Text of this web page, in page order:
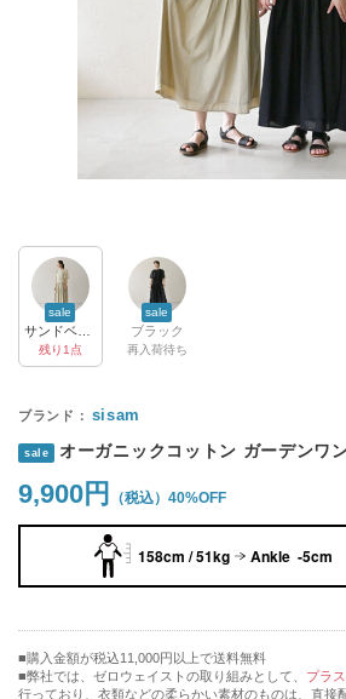
sale
残り1点
sale
ブラック
再入荷待ち
sisam
sale オーガニックコットン ガーデンワ
9,900円 40%OFF
158cm / 51kg Ankle -5cm
購入金額が税込11,000円以上で送料無料
弊社では、ゼロウェイストの取り組みとして、 プラ
行っており、衣類などの柔らかい素材のものは、直接